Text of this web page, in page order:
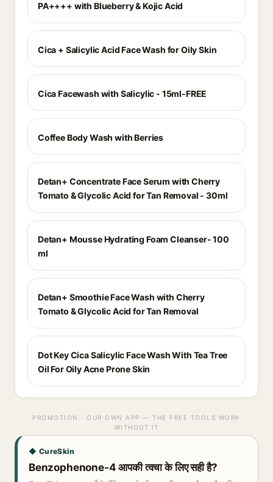
PA++++ with Blueberry & Kojic Acid
Cica + Salicylic Acid Face Wash for Oily Skin
Cica Facewash with Salicylic - 15ml-FREE
Coffee Body Wash with Berries
Detan+ Concentrate Face Serum with Cherry
Tomato & Glycolic Acid for Tan Removal - 30ml
Detan+ Mousse Hydrating Foam Cleanser- 100
ml
Detan+ Smoothie Face Wash with Cherry
Tomato & Glycolic Acid for Tan Removal
Dot Key Cica Salicylic Face Wash With Tea Tree
Oil For Oily Acne Prone Skin
PROMOTION · OUR OWN APP — THE FREE TOOLS WORK
WITHOUT IT
◆ CureSkin
Benzophenone-4 आपकी त्वचा के लिए सही है?